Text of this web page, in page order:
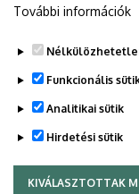
További információk
Funkcionális
Analitikai sütik
Hirdetési sütik
KIVÁLASZTOTTAK
WITHDRAW